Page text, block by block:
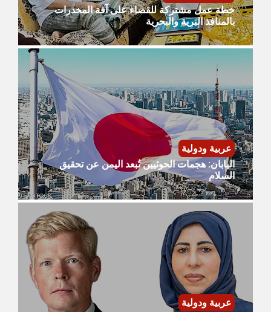
​خطة عمل مشتركة للقضاء على آفة المخدرات
بالمنافذ البرية والبحرية
عربية ودولية
​اليابان: هجمات الحوثيين تُبعد اليمن عن تحقيق
السلام
عربية ودولية